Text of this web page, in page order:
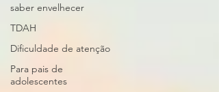
saber envelhecer
TDAH
Dificuldade de atenção
Para pais de
adolescentes